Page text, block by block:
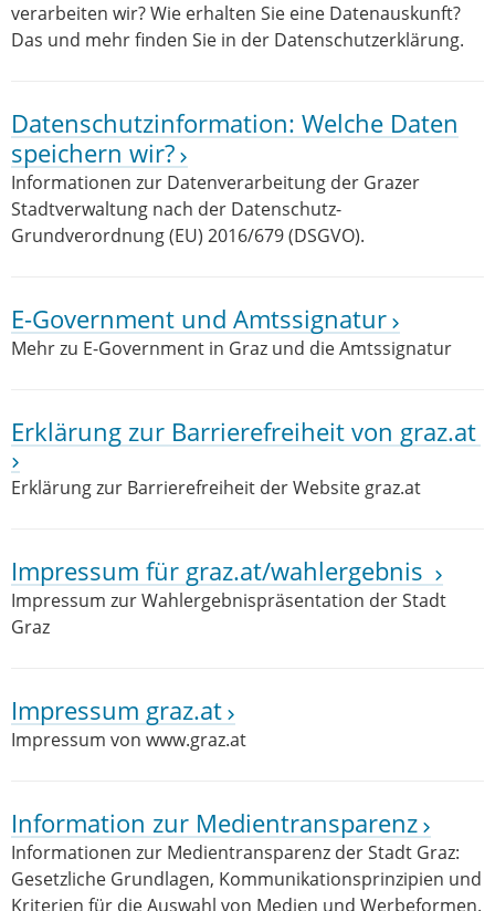
verarbeiten wir? Wie erhalten Sie eine Datenauskunft?
Das und mehr finden Sie in der Datenschutzerklärung.
Datenschutzinformation: Welche Daten
speichern wir?
Informationen zur Datenverarbeitung der Grazer
Stadtverwaltung nach der Datenschutz-
Grundverordnung (EU) 2016/679 (DSGVO).
E-Government und Amtssignatur
Mehr zu E-Government in Graz und die Amtssignatur
Erklärung zur Barrierefreiheit von graz.at
Erklärung zur Barrierefreiheit der Website graz.at
Impressum für graz.at/wahlergebnis
Impressum zur Wahlergebnispräsentation der Stadt
Graz
Impressum graz.at
Impressum von www.graz.at
Information zur Medientransparenz
Informationen zur Medientransparenz der Stadt Graz:
Gesetzliche Grundlagen, Kommunikationsprinzipien und
Kriterien für die Auswahl von Medien und Werbeformen.